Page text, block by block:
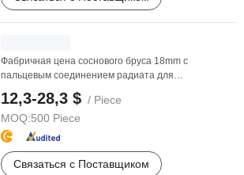
Фабричная цена соснового бруса 18mm с
пальцевым соединением радиата для
изготовления мебели, ...
12,3-28,3 $ / Piece
MOQ:500 Piece
Связаться с Поставщиком